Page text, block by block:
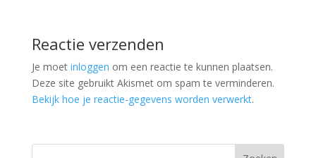
Reactie verzenden
Je moet inloggen om een reactie te kunnen plaatsen.
Deze site gebruikt Akismet om spam te verminderen.
Bekijk hoe je reactie-gegevens worden verwerkt.